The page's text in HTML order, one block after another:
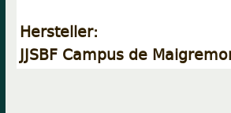
Hersteller:
JJSBF Campus de